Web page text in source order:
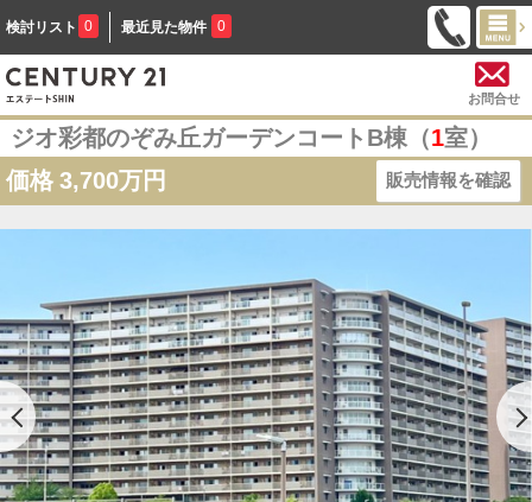
検討リスト 0 最近見た物件 0
お問合せ
ジオ彩都のぞみ丘ガーデンコートB棟（1室）
価格 3,700万円 販売情報を確認